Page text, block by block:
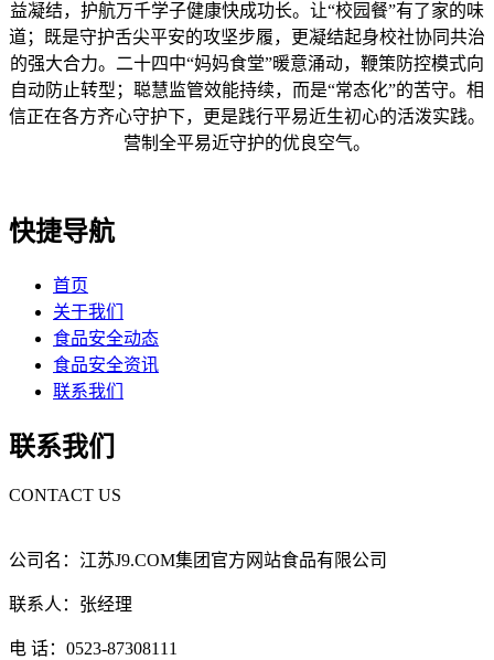
益凝结，护航万千学子健康快成功长。让“校园餐”有了家的味
道；既是守护舌尖平安的攻坚步履，更凝结起身校社协同共治
的强大合力。二十四中“妈妈食堂”暖意涌动，鞭策防控模式向
自动防止转型；聪慧监管效能持续，而是“常态化”的苦守。相
信正在各方齐心守护下，更是践行平易近生初心的活泼实践。
营制全平易近守护的优良空气。
快捷导航
首页
关于我们
食品安全动态
食品安全资讯
联系我们
联系我们
CONTACT US
公司名：江苏J9.COM集团官方网站食品有限公司
联系人：张经理
电 话：0523-87308111